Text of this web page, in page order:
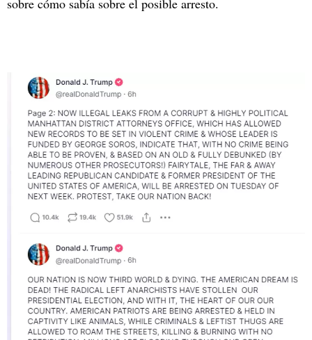
sobre cómo sabía sobre el posible arresto.